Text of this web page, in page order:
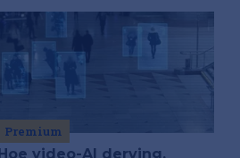
Premium
Hoe video-AI derving,